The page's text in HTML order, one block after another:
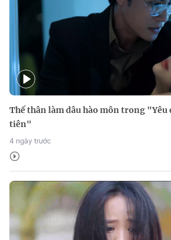
Thế thân làm dâu hào môn trong "Yêu
tiên"
4 ngày trước